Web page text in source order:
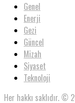
Genel
Enerji
Gezi
Güncel
Mizah
Siyaset
Teknoloji
Her hakkı saklıdır. ©